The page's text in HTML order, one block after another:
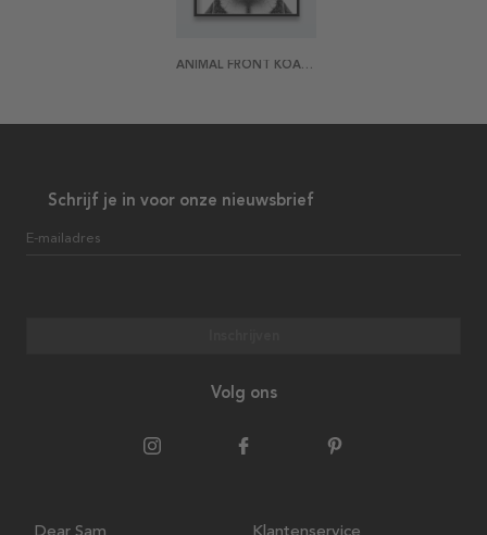
ANIMAL FRONT KOALA POSTER
Schrijf je in voor onze nieuwsbrief
E-mailadres
Volg ons
Dear Sam Klantenservice